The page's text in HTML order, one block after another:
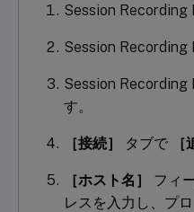
Session Recording
Session Recording
Session Recording
す。
［接続］ タブで ［
［ホスト名］
フィ
レスを入力し、プ